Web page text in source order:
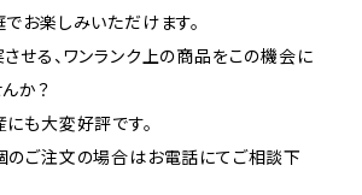
お楽しみいただけます。
せる、ワンランク上の商品をこの機会に
か？
も大変好評です。
のご注文の場合はお電話にてご相談下